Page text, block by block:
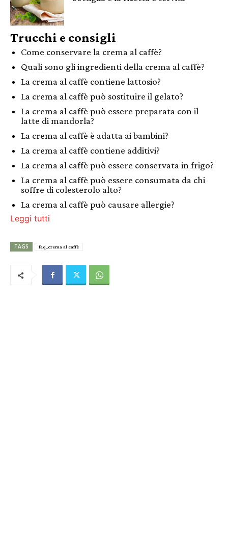
Trucchi e consigli
Come conservare la crema al caffè?
Quali sono gli ingredienti della crema al caffè?
La crema al caffè contiene lattosio?
La crema al caffè può sostituire il gelato?
La crema al caffè può essere preparata con il
latte di mandorla?
La crema al caffè è adatta ai bambini?
La crema al caffè contiene additivi?
La crema al caffè può essere conservata in frigo?
La crema al caffè può essere consumata da chi
soffre di colesterolo alto?
La crema al caffè può causare allergie?
Leggi tutti
TAGS faq_crema al caffè